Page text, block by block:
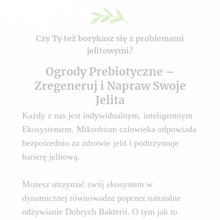
Czy Ty też borykasz się z problemami
jelitowymi?
Ogrody Prebiotyczne –
Zregeneruj i Napraw Swoje
Jelita
Każdy z nas jest indywidualnym, inteligentnym
Ekosystemem. Mikrobiom człowieka odpowiada
bezpośrednio za zdrowie jelit i podtrzymuje
barierę jelitową.
Możesz utrzymać swój ekosystem w
dynamicznej równowadze poprzez naturalne
odżywianie Dobrych Bakterii. O tym jak to